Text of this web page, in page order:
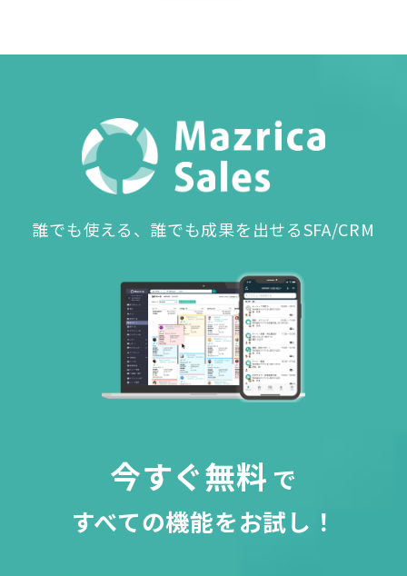
誰でも使える、誰でも成果を出せるSFA/CRM
今すぐ無料 で
すべての機能をお試し！